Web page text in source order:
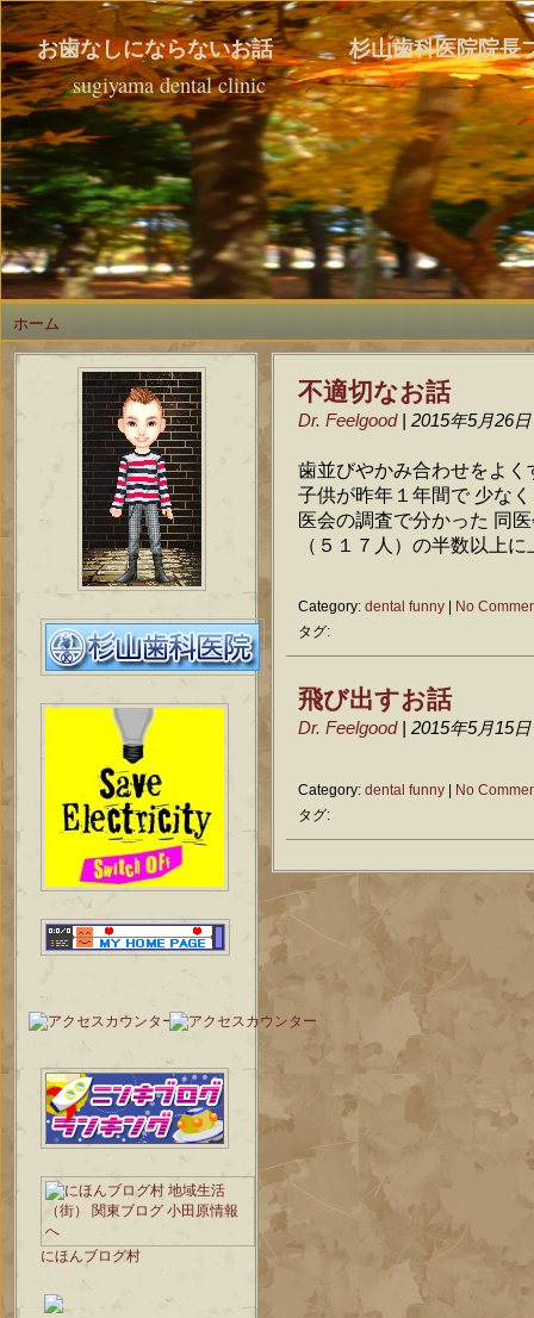
お歯なしにならないお話 杉山歯科医院院長
sugiyama dental clinic
ホーム
にほんブログ村
不適切なお話
Dr. Feelgood| 2015年5月26日
歯並びやかみ合わせをよ
子供が昨年１年間で 少な
医会の調査で分かった 同
（５１７人）の半数以上
Category: dental funny | No
タグ:
飛び出すお話
Dr. Feelgood| 2015年5月15日
Category: dental funny | No
タグ: